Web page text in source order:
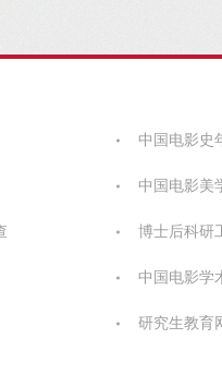
中国电影史
中国电影美
博士后科研
中国电影学
研究生教育